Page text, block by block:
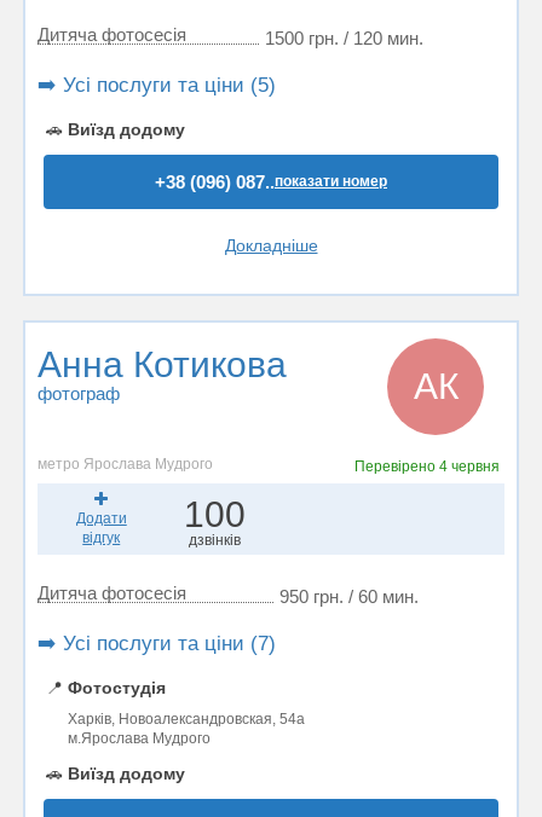
Дитяча фотосесія 1500 грн. / 120 мин.
➡️ Усі послуги та ціни (5)
🚗 Виїзд додому
+38 (096) 087..показати номер
Докладніше
Анна Котикова
фотограф АК
метро Ярослава Мудрого Перевірено 4 червня
Додати
відгук
100
дзвінків
Дитяча фотосесія 950 грн. / 60 мин.
➡️ Усі послуги та ціни (7)
📍 Фотостудія
Харків, Новоалександровская, 54а
м.Ярослава Мудрого
🚗 Виїзд додому